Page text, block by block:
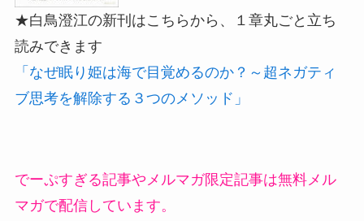
★白鳥澄江の新刊はこちらから、１章丸ごと立ち
読みできます
「なぜ眠り姫は海で目覚めるのか？～超ネガティ
ブ思考を解除する３つのメソッド」
でーぷすぎる記事やメルマガ限定記事は無料メル
マガで配信しています。